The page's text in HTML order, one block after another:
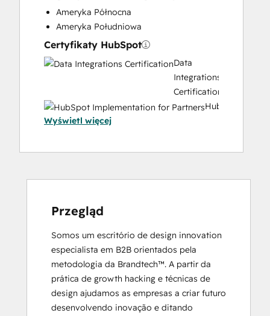
Ameryka Północna
Ameryka Południowa
Certyfikaty HubSpot
Data
Integrations
Certification
HubSpot
Partners
Marketing
HubSpot
Marketing
Software
HubSpot Reporting
HubSpot
Wyświetl więcej
Przegląd
Somos um escritório de design innovation
especialista em B2B orientados pela
metodologia da Brandtech™. A partir da
prática de growth hacking e técnicas de
design ajudamos as empresas a criar futuro
desenvolvendo inovação e ditando